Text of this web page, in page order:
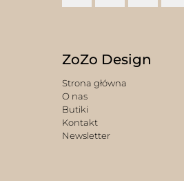
ZoZo Design
Strona główna
O nas
Butiki
Kontakt
Newsletter